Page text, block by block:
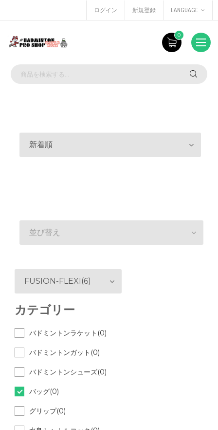
ログイン 新規登録 LANGUAGE
0
新着順
並び替え
FUSION-FLEXI(6)
カテゴリー
バドミントンラケット(0)
バドミントンガット(0)
バドミントンシューズ(0)
バッグ(0)
グリップ(0)